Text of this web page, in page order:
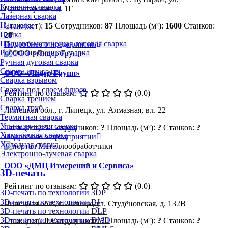
Кузнечная сварка
Лазерная сварка
Наплавка
Пайка
Полуавтоматическая дуговая сварка
Роботизированная сварка
Ручная дуговая сварка
Сварка арматуры
Сварка взрывом
Сварка под слоем флюса
Сварка трением
Сварка труб
Термитная сварка
Ультразвуковая сварка
Химическая сварка
Холодная сварка
Электронно-лучевая сварка
3D-печать
3D-печать по технологии 3DP
3D-печать по технологии BJ
3D-печать по технологии DLP
3D-печать по технологии DMD
Пролетарская, д. 1Г
Стаж (лет): 15 Сотрудников: 87 Площадь (м²): 1600 Станков:
28
Подробнее о предприятии
ООО «Лидер Групп»
Рейтинг по отзывам:
(0.0)
Липецкая обл., г. Липецк, ул. Алмазная, вл. 22
Стаж (лет):5 Сотрудников: ? Площадь (м²): ? Станков: ?
Подробнее о предприятии
ООО «ДМЦ Измерений и Сервиса»
Рейтинг по отзывам:
(0.0)
Липецкая обл., г. Липецк, ул. Студёновская, д. 132В
Стаж (лет):9 Сотрудников:? Площадь (м²): ? Станков: ?